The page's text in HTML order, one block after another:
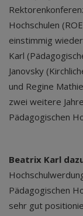
Hochschulen
einstimmig
Karl
Janovsky
und Regine
zwei weitere
Pädagogischen
Beatrix Karl
Pädagogischen
sehr gut